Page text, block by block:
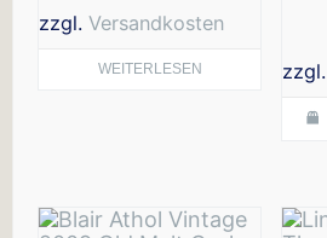
zzgl. Versandkosten
WEITERLESEN
zzgl.